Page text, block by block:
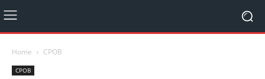
Home CPOB
CPOB